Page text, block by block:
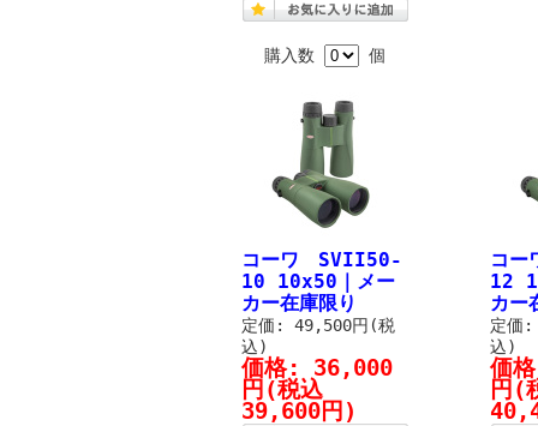
購入数 個
コーワ SVII50-
10 10x50｜メー
カー在庫限り
定価: 49,500円(税
込)
価格: 36,000
円 (税込
39,600円)
コ
12
カー
定価
込)
価
円 (